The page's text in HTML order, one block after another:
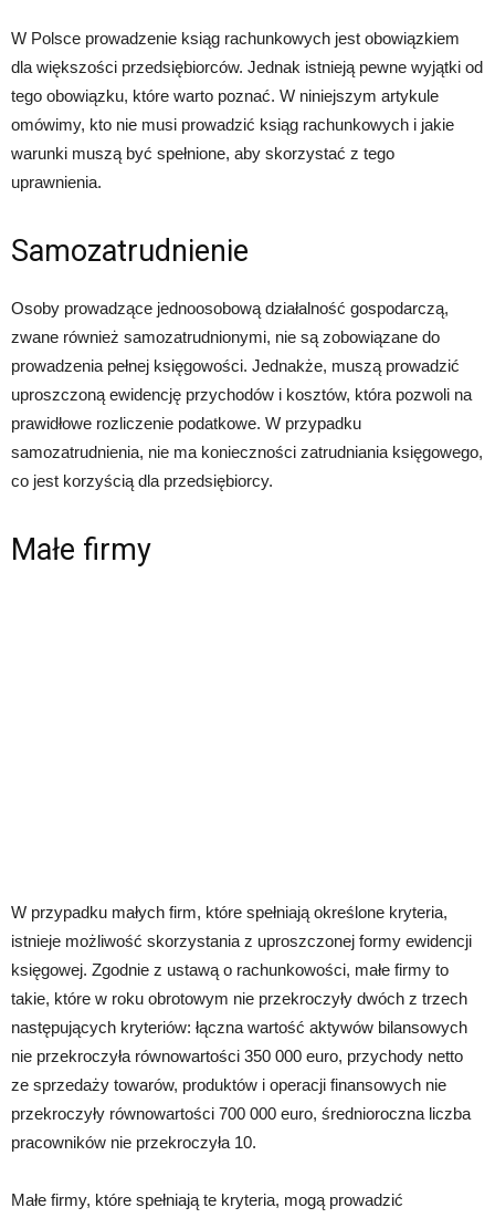
W Polsce prowadzenie ksiąg rachunkowych jest obowiązkiem
dla większości przedsiębiorców. Jednak istnieją pewne wyjątki od
tego obowiązku, które warto poznać. W niniejszym artykule
omówimy, kto nie musi prowadzić ksiąg rachunkowych i jakie
warunki muszą być spełnione, aby skorzystać z tego
uprawnienia.
Samozatrudnienie
Osoby prowadzące jednoosobową działalność gospodarczą,
zwane również samozatrudnionymi, nie są zobowiązane do
prowadzenia pełnej księgowości. Jednakże, muszą prowadzić
uproszczoną ewidencję przychodów i kosztów, która pozwoli na
prawidłowe rozliczenie podatkowe. W przypadku
samozatrudnienia, nie ma konieczności zatrudniania księgowego,
co jest korzyścią dla przedsiębiorcy.
Małe firmy
W przypadku małych firm, które spełniają określone kryteria,
istnieje możliwość skorzystania z uproszczonej formy ewidencji
księgowej. Zgodnie z ustawą o rachunkowości, małe firmy to
takie, które w roku obrotowym nie przekroczyły dwóch z trzech
następujących kryteriów: łączna wartość aktywów bilansowych
nie przekroczyła równowartości 350 000 euro, przychody netto
ze sprzedaży towarów, produktów i operacji finansowych nie
przekroczyły równowartości 700 000 euro, średnioroczna liczba
pracowników nie przekroczyła 10.
Małe firmy, które spełniają te kryteria, mogą prowadzić